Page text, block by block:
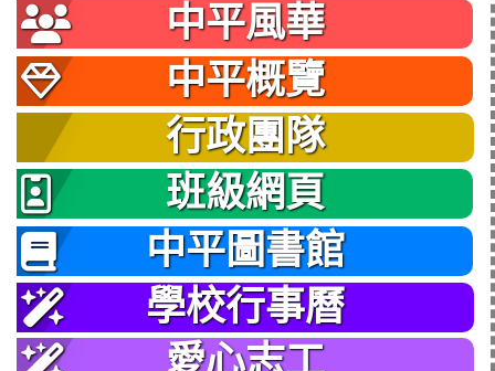
中平風華
中平概覽
行政團隊
班級網頁
中平圖書館
學校行事曆